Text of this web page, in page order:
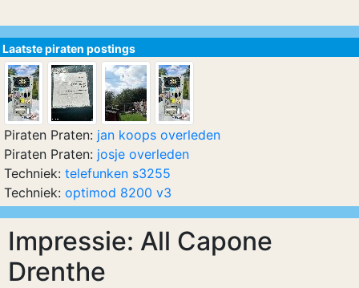
Impressie: All Capone
Drenthe
Laatste piraten postings
Piraten Praten: jan koops overleden
Piraten Praten: josje overleden
Techniek: telefunken s3255
Techniek: optimod 8200 v3